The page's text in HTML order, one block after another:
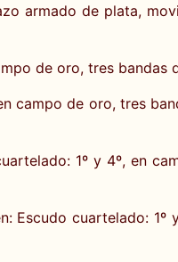
armado de plata,
de oro, tres
campo de oro, tres
1º y 4º, en
Escudo cuartelado: